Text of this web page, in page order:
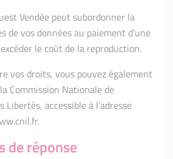
Vendée peut subordonner la
de vos données au paiement d'une
le coût de la reproduction.
vos droits, vous pouvez également
Commission Nationale de
Libertés, accessible à l’adresse
de réponse